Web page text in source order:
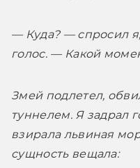
— Куда? — спросил
голос. — Какой
Змей подлетел,
туннелем. Я задрал
взирала львиная
сущность вещала: